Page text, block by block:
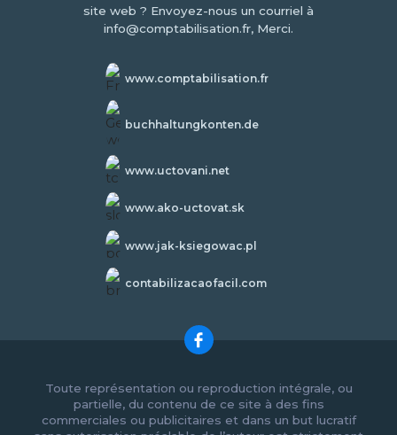
site web ? Envoyez-nous un courriel à
info@comptabilisation.fr, Merci.
www.comptabilisation.fr
buchhaltungkonten.de
www.uctovani.net
www.ako-uctovat.sk
www.jak-ksiegowac.pl
contabilizacaofacil.com
Toute représentation ou reproduction intégrale, ou
partielle, du contenu de ce site à des fins
commerciales ou publicitaires et dans un but lucratif